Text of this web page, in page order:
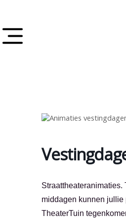
Straattheateranimaties.
middagen kunnen jullie
TheaterTuin